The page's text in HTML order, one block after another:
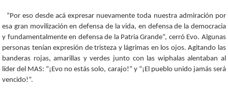
“Por eso desde acá expresar nuevamente toda nuestra admiración por
esa gran movilización en defensa de la vida, en defensa de la democracia
y fundamentalmente en defensa de la Patria Grande”, cerró Evo. Algunas
personas tenían expresión de tristeza y lágrimas en los ojos. Agitando las
banderas rojas, amarillas y verdes junto con las wiphalas alentaban al
líder del MAS: “¡Evo no estás solo, carajo!” y “¡El pueblo unido jamás será
vencido!”.